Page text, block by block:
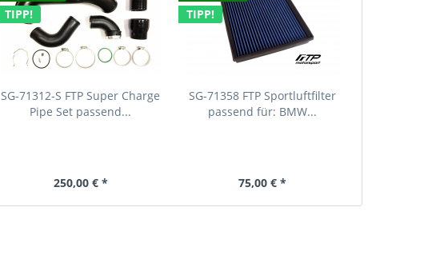
TIPP!
SG-71312-S FTP Super Charge
Pipe Set passend...
250,00 € *
TIPP!
SG-71358 FTP Sportluftfilter
passend für: BMW...
75,00 € *